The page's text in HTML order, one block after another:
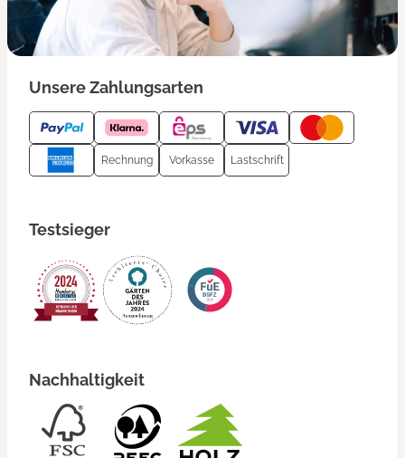
Unsere Zahlungsarten
Rechnung Vorkasse Lastschrift
Testsieger
Nachhaltigkeit